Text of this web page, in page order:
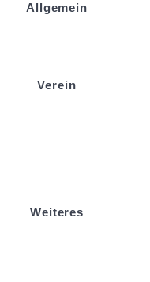
Allgemein
Verein
Weiteres